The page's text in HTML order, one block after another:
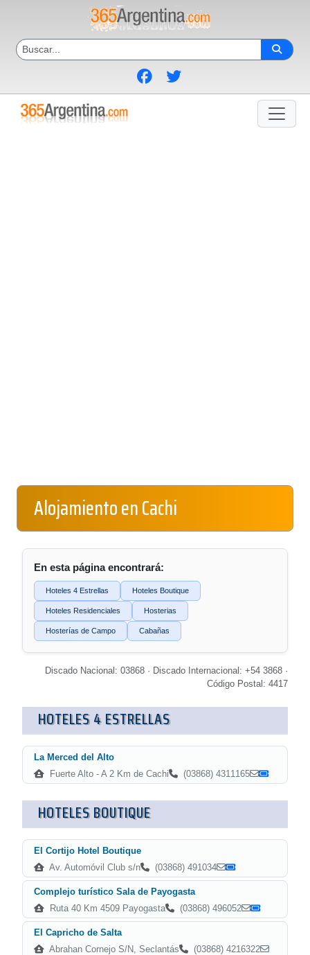
Alojamiento en Cachi
En esta página encontrará:
Hoteles 4 Estrellas Hoteles Boutique
Hoteles Residenciales Hosterias
Hosterías de Campo Cabañas
Discado Nacional: 03868 · Discado Internacional: +54 3868 ·
Código Postal: 4417
HOTELES 4 ESTRELLAS
La Merced del Alto
Fuerte Alto - A 2 Km de Cachi
(03868) 4311165
HOTELES BOUTIQUE
El Cortijo Hotel Boutique
Av. Automóvil Club s/n
(03868) 491034
Complejo turístico Sala de Payogasta
Ruta 40 Km 4509 Payogasta
(03868) 496052
El Capricho de Salta
Abrahan Cornejo S/N, Seclantás
(03868) 4216322